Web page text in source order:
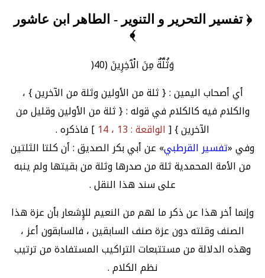
﴿ تفسير التحرير و التنوير - الطاهر ابن عاشور
﴾
وَثُلَّةٌ مِنَ الْآَخِرِينَ (40(
أي أصحاب اليمين : { ثلة من الأولين وثلة من الآخرين } ،
والكلام فيه كالكلام في قوله : { ثلة من الأولين وقليل من
الآخرين } [الواقعة : 13 ، 14
] فاذكره .
وفي «تفسير القرطبي» عن أبي بكر الصديق : أن كلتا الثلتين
من الأمة المحمدية ثلة من صدرها وثلة من بقيتها ولم ينبه
على سند هذا النقل .
وإنما أخر هذا عن ذكر ما لهم من النعيم للإِشعار بأن عزة هذا
الصنف وقلته دون عزة صنف السابقين ، فالسابقون أعز ،
وهذه الدلالة من مستتبعات التراكيب المستفادة من ترتيب
نظم الكلام .